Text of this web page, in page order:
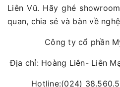
Liên Vũ. Hãy ghé
quan, chia sẻ và bàn về
Công ty cổ phần
Địa chỉ: Hoàng Liên- Liên
Hotline:(024)